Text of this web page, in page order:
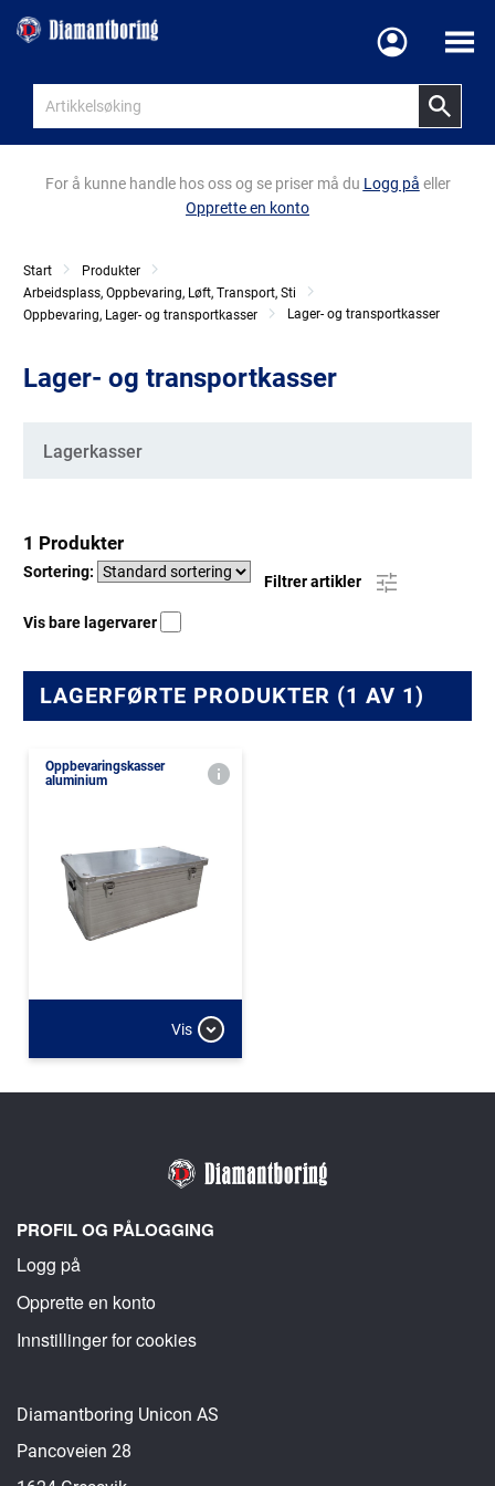
Meny
For å kunne handle hos oss og se priser må du Logg på eller
Opprette en konto
Start
Produkter
Arbeidsplass, Oppbevaring, Løft, Transport, Sti
Oppbevaring, Lager- og transportkasser
Lager- og transportkasser
Lager- og transportkasser
Kategorier
Lagerkasser
1 Produkter
Sortering:
Filtrer artikler
Vis bare lagervarer
LAGERFØRTE PRODUKTER (1 AV 1)
Oppbevaringskasser
aluminium
Vis
PROFIL OG PÅLOGGING
Logg på
Opprette en konto
Innstillinger for cookies
Diamantboring Unicon AS
Pancoveien 28